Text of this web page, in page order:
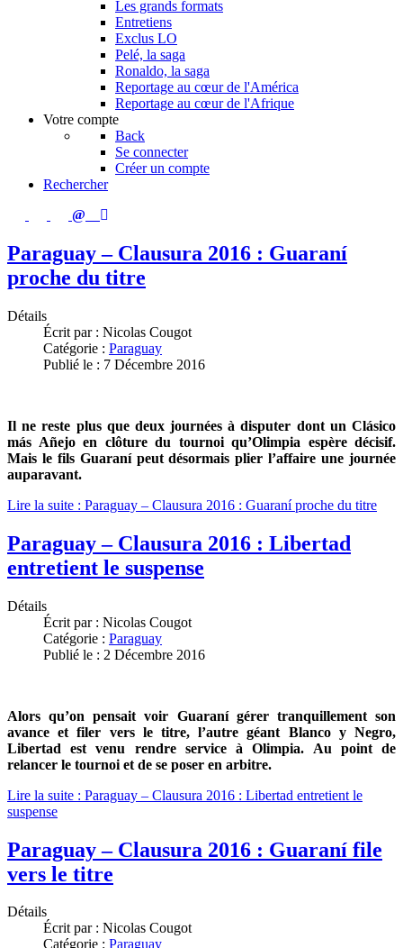
Les grands formats
Entretiens
Exclus LO
Pelé, la saga
Ronaldo, la saga
Reportage au cœur de l'América
Reportage au cœur de l'Afrique
Votre compte
Back
Se connecter
Créer un compte
Rechercher
Paraguay – Clausura 2016 : Guaraní
proche du titre
Détails
Écrit par : Nicolas Cougot
Catégorie : Paraguay
Publié le : 7 Décembre 2016
Il ne reste plus que deux journées à disputer dont un Clásico
más Añejo en clôture du tournoi qu’Olimpia espère décisif.
Mais le fils Guaraní peut désormais plier l’affaire une journée
auparavant.
Lire la suite : Paraguay – Clausura 2016 : Guaraní proche du titre
Paraguay – Clausura 2016 : Libertad
entretient le suspense
Détails
Écrit par : Nicolas Cougot
Catégorie : Paraguay
Publié le : 2 Décembre 2016
Alors qu’on pensait voir Guaraní gérer tranquillement son
avance et filer vers le titre, l’autre géant Blanco y Negro,
Libertad est venu rendre service à Olimpia. Au point de
relancer le tournoi et de se poser en arbitre.
Lire la suite : Paraguay – Clausura 2016 : Libertad entretient le
suspense
Paraguay – Clausura 2016 : Guaraní file
vers le titre
Détails
Écrit par : Nicolas Cougot
Catégorie : Paraguay